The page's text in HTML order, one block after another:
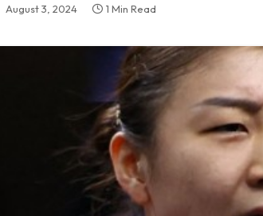
August 3, 2024 1 Min Read